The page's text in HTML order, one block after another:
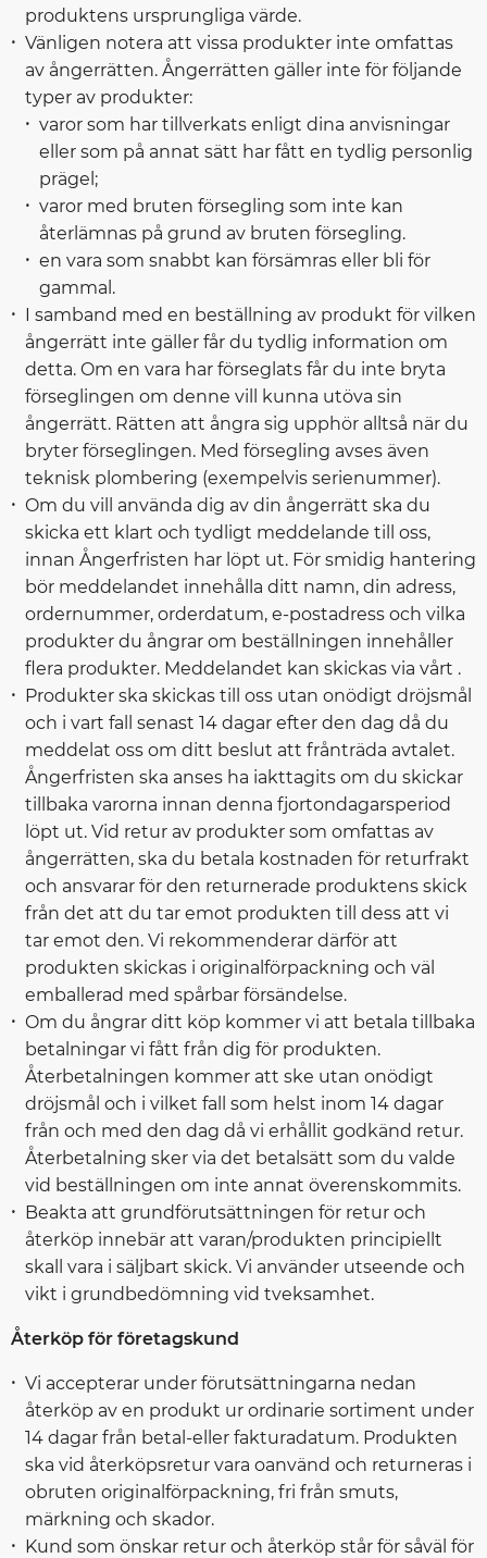
produktens ursprungliga värde.
Vänligen notera att vissa produkter inte omfattas
av ångerrätten. Ångerrätten gäller inte för följande
typer av produkter:
varor som har tillverkats enligt dina anvisningar
eller som på annat sätt har fått en tydlig personlig
prägel;
varor med bruten försegling som inte kan
återlämnas på grund av bruten försegling.
en vara som snabbt kan försämras eller bli för
gammal.
I samband med en beställning av produkt för vilken
ångerrätt inte gäller får du tydlig information om
detta. Om en vara har förseglats får du inte bryta
förseglingen om denne vill kunna utöva sin
ångerrätt. Rätten att ångra sig upphör alltså när du
bryter förseglingen. Med försegling avses även
teknisk plombering (exempelvis serienummer).
Om du vill använda dig av din ångerrätt ska du
skicka ett klart och tydligt meddelande till oss,
innan Ångerfristen har löpt ut. För smidig hantering
bör meddelandet innehålla ditt namn, din adress,
ordernummer, orderdatum, e-postadress och vilka
produkter du ångrar om beställningen innehåller
flera produkter. Meddelandet kan skickas via vårt .
Produkter ska skickas till oss utan onödigt dröjsmål
och i vart fall senast 14 dagar efter den dag då du
meddelat oss om ditt beslut att frånträda avtalet.
Ångerfristen ska anses ha iakttagits om du skickar
tillbaka varorna innan denna fjortondagarsperiod
löpt ut. Vid retur av produkter som omfattas av
ångerrätten, ska du betala kostnaden för returfrakt
och ansvarar för den returnerade produktens skick
från det att du tar emot produkten till dess att vi
tar emot den. Vi rekommenderar därför att
produkten skickas i originalförpackning och väl
emballerad med spårbar försändelse.
Om du ångrar ditt köp kommer vi att betala tillbaka
betalningar vi fått från dig för produkten.
Återbetalningen kommer att ske utan onödigt
dröjsmål och i vilket fall som helst inom 14 dagar
från och med den dag då vi erhållit godkänd retur.
Återbetalning sker via det betalsätt som du valde
vid beställningen om inte annat överenskommits.
Beakta att grundförutsättningen för retur och
återköp innebär att varan/produkten principiellt
skall vara i säljbart skick. Vi använder utseende och
vikt i grundbedömning vid tveksamhet.
Återköp för företagskund
Vi accepterar under förutsättningarna nedan
återköp av en produkt ur ordinarie sortiment under
14 dagar från betal-eller fakturadatum. Produkten
ska vid återköpsretur vara oanvänd och returneras i
obruten originalförpackning, fri från smuts,
märkning och skador.
Kund som önskar retur och återköp står för såväl för